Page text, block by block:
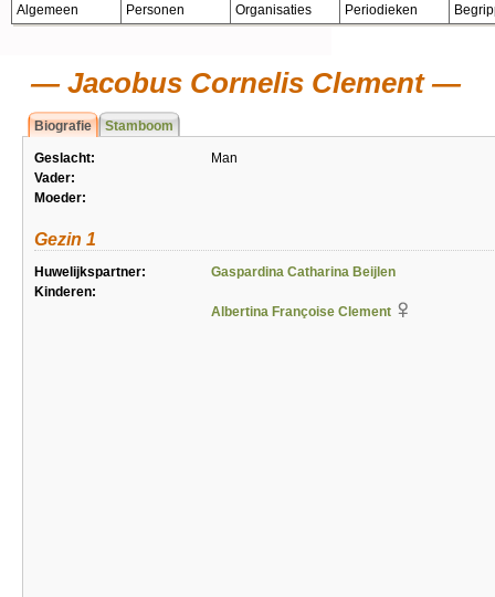
Algemeen Personen Organisaties Periodieken
Jacobus Cornelis Clement
Biografie Stamboom
Geslacht:
Man
Vader:
Moeder:
Gezin 1
Huwelijkspartner:
Gaspardina Catharina Beijlen
Kinderen:
Albertina Françoise Clement